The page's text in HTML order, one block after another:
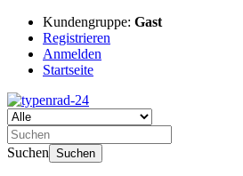
Kundengruppe: Gast
Registrieren
Anmelden
Startseite
Suchen Suchen